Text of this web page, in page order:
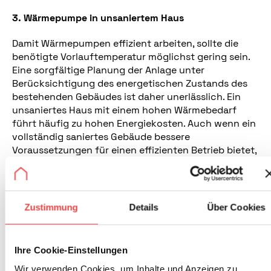
Zustimmung Details Über Cookies
Ihre Cookie-Einstellungen
3. Wärmepumpe in unsaniertem Haus
Damit Wärmepumpen effizient arbeiten, sollte die
benötigte Vorlauftemperatur möglichst gering sein.
Eine sorgfältige Planung der Anlage unter
Berücksichtigung des energetischen Zustands des
bestehenden Gebäudes ist daher unerlässlich. Ein
unsaniertes Haus mit einem hohen Wärmebedarf
führt häufig zu hohen Energiekosten. Auch wenn ein
vollständig saniertes Gebäude bessere
Voraussetzungen für einen effizienten Betrieb bietet,
können auch mit zielgerichteten „kleineren“
Maßnahmen wie dem Austausch konventioneller
Heizkörper gegen Wärmepumpenheizköper eine hohe
Effizienz der Anlage erreicht werden.
In der vollständigen Studie „Die zehn häufigsten
und ZHF Wärmepumpen (vermeiden)“ werden die